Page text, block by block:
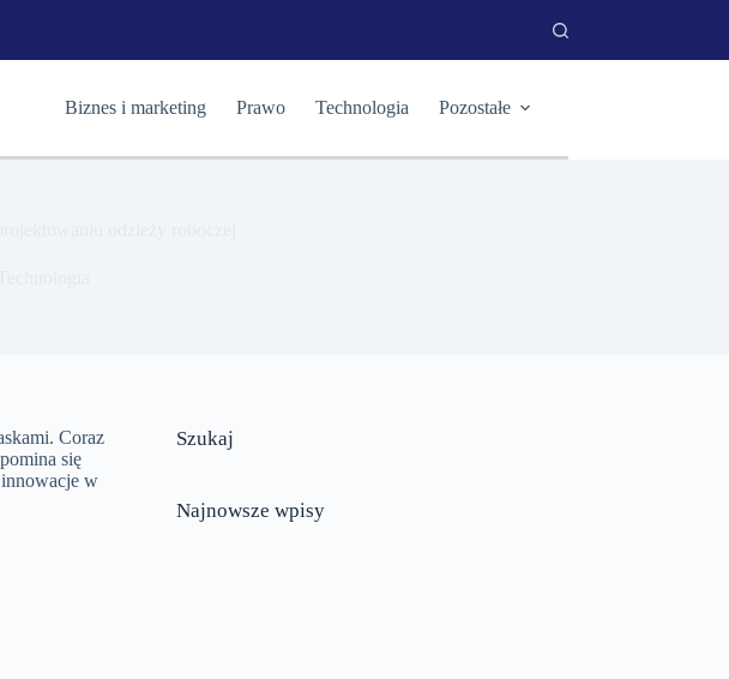
Biznes i marketing Prawo Technologia Pozostałe
Coraz
się
w
Szukaj
Najnowsze wpisy